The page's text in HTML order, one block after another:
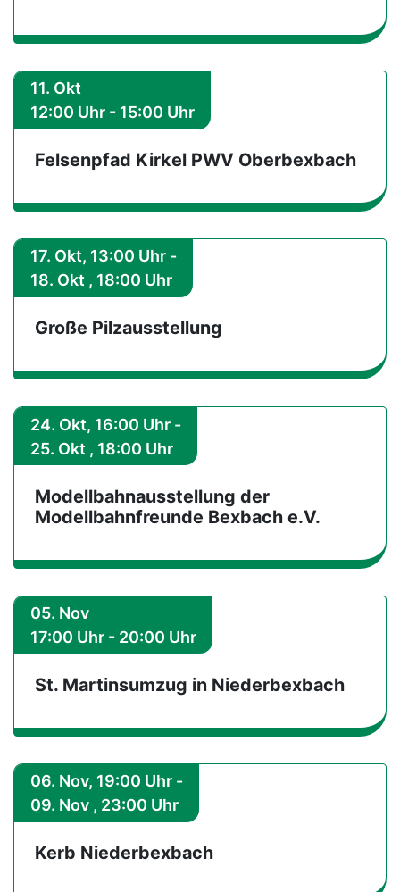
11. Okt
12:00 Uhr - 15:00 Uhr
Felsenpfad Kirkel PWV Oberbexbach
17. Okt, 13:00 Uhr -
18. Okt , 18:00 Uhr
Große Pilzausstellung
24. Okt, 16:00 Uhr -
25. Okt , 18:00 Uhr
Modellbahnausstellung der
Modellbahnfreunde Bexbach e.V.
05. Nov
17:00 Uhr - 20:00 Uhr
St. Martinsumzug in Niederbexbach
06. Nov, 19:00 Uhr -
09. Nov , 23:00 Uhr
Kerb Niederbexbach